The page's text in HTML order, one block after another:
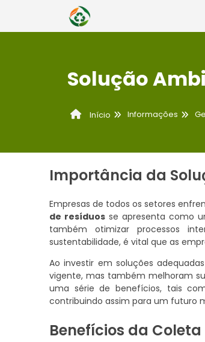
Solução
Início Informações
Importância da
Empresas de todos os setores
de resíduos se apresenta como
também otimizar processos
sustentabilidade, é vital que as
Ao investir em soluções
vigente, mas também melhoram
uma série de benefícios, tais
contribuindo assim para um futuro
Benefícios da